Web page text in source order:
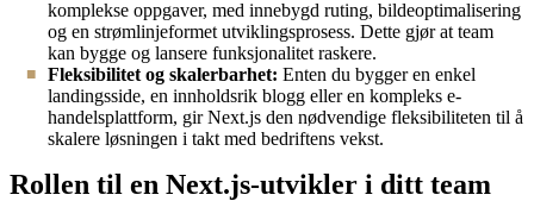
komplekse oppgaver, med innebygd ruting, bildeoptimalisering
og en strømlinjeformet utviklingsprosess. Dette gjør at team
kan bygge og lansere funksjonalitet raskere.
Fleksibilitet og skalerbarhet: Enten du bygger en enkel
landingsside, en innholdsrik blogg eller en kompleks e-
handelsplattform, gir Next.js den nødvendige fleksibiliteten til å
skalere løsningen i takt med bedriftens vekst.
Rollen til en Next.js-utvikler i ditt team